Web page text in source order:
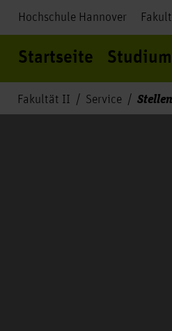
Hochschule Hannover
Startseite Studium
Fakultät II Service